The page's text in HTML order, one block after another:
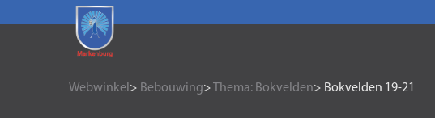
Webwinkel > Bebouwing> Thema: Bokvelden> Bokvelden 19-21